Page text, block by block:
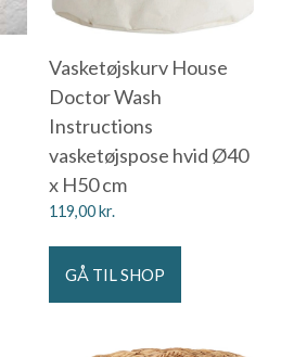
Vasketøjskurv House
Doctor Wash
Instructions
vasketøjspose hvid Ø40
x H50 cm
119,00kr.
GÅ TIL SHOP